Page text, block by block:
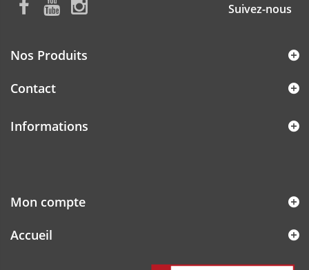
Suivez-nous
Nos Produits
Contact
Informations
Mon compte
Accueil